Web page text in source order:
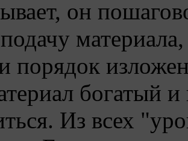
он
порядок
богатый
Из всех